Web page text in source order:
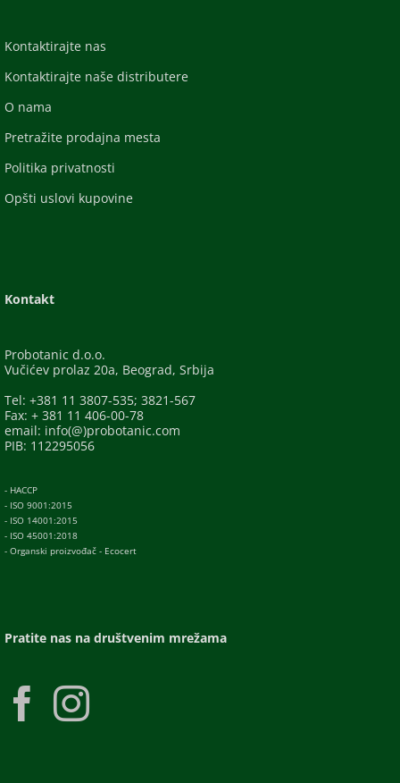
Kontaktirajte nas
Kontaktirajte naše distributere
O nama
Pretražite prodajna mesta
Politika privatnosti
Opšti uslovi kupovine
Kontakt
Probotanic d.o.o.
Vučićev prolaz 20a, Beograd, Srbija
Tel: +381 11 3807-535; 3821-567
Fax: + 381 11 406-00-78
email: info(@)probotanic.com
PIB: 112295056
- HACCP
- ISO 9001:2015
- ISO 14001:2015
- ISO 45001:2018
- Organski proizvođač - Ecocert
Pratite nas na društvenim mrežama